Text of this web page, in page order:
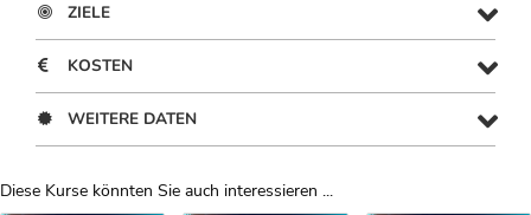
ZIELE
KOSTEN
WEITERE DATEN
Diese Kurse könnten Sie auch interessieren ...